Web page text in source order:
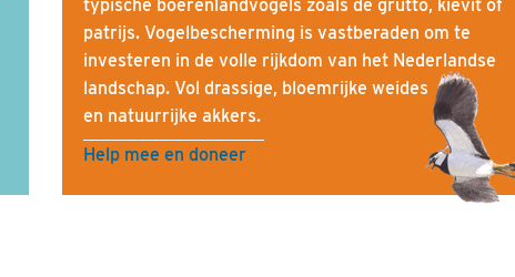
typische boerenlandvogels zoals de grutto, kievit of
patrijs. Vogelbescherming is vastberaden om te
investeren in de volle rijkdom van het Nederlandse
landschap. Vol drassige, bloemrijke weides
en natuurrijke akkers.
Help mee en doneer